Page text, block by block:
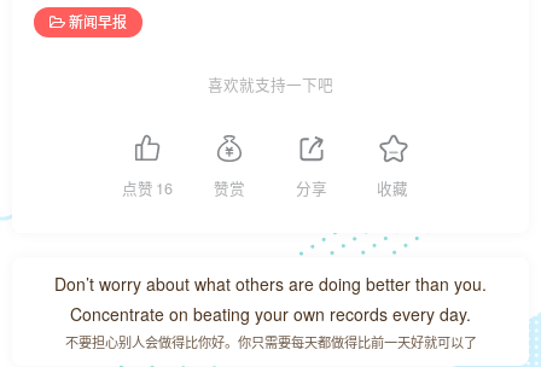
新闻早报
喜欢就支持一下吧
点赞 16 赞赏 分享 收藏
Don’t worry about what others are doing better than you.
Concentrate on beating your own records every day.
不要担心别人会做得比你好。你只需要每天都做得比前一天好就可以了